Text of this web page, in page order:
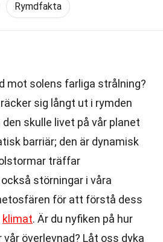
Rymdfakta
mot solens farliga strålning?
sig långt ut i rymden
skulle livet på vår planet
barriär; den är dynamisk
träffar
störningar i våra
för att förstå dess
klimat. Är du nyfiken på hur
överlevnad? Låt oss dyka